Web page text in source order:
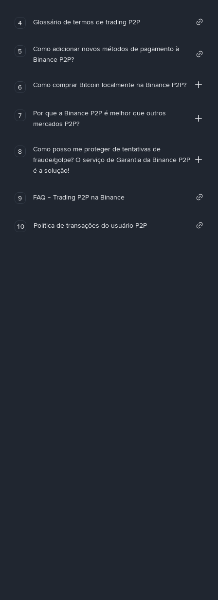
4 Glossário de termos de trading P2P
5
Como adicionar novos métodos de pagamento à
Binance P2P?
6 Como comprar Bitcoin localmente na Binance P2P?
7
Por que a Binance P2P é melhor que outros
mercados P2P?
8
Como posso me proteger de tentativas de
fraude/golpe? O serviço de Garantia da Binance P2P
é a solução!
9 FAQ - Trading P2P na Binance
10 Política de transações do usuário P2P